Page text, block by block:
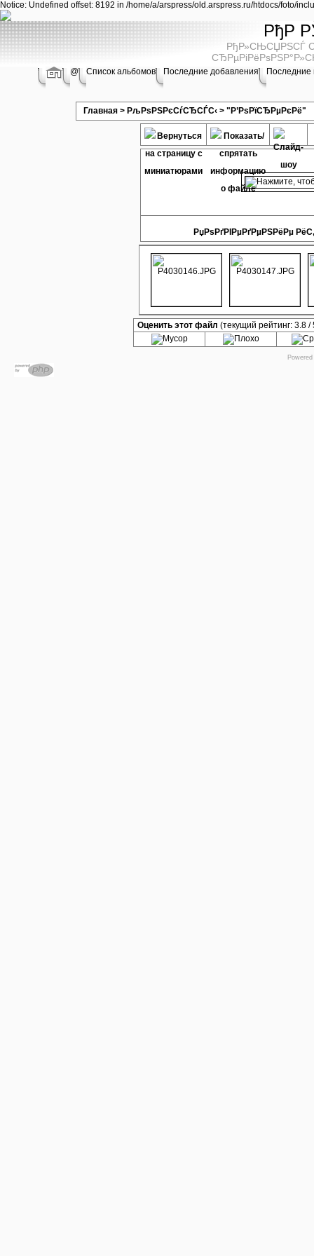
Notice: Undefined offset: 8192 in /home/a/arspress/old.arspress.ru/htdocs/foto/
РђР
РђР»СЊСЏРЅСЃ
@ Список альбомов Последние добавления Последние
Главная > РљРѕРЅРєСѓСЂСЃС‹ > "Р’РѕРїСЂРµРєРё"
РџРѕРґРІРµРґРµРЅРёРµ
Оценить этот файл (текущий рейтинг: 3.8 /